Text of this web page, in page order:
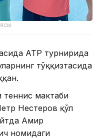
ATP турнирида
тўққизтасида
мактаби
Нестеров қўл
Амир
номидаги